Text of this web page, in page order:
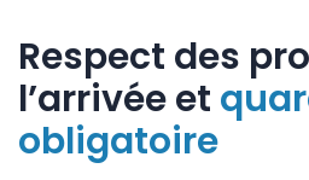
Respect des
l’arrivée et
obligatoire